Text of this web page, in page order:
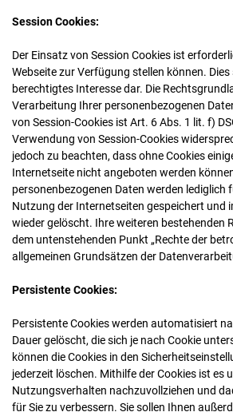
Session Cookies:
Der Einsatz von Session Cookies ist
Webseite zur Verfügung stellen können.
berechtigtes Interesse dar. Die
Verarbeitung Ihrer personenbezogenen
von Session-Cookies ist Art. 6 Abs. 1 lit. f)
Verwendung von Session-Cookies
jedoch zu beachten, dass ohne Cookies
Internetseite nicht angeboten werden
personenbezogenen Daten werden lediglich
Nutzung der Internetseiten gespeichert und
wieder gelöscht. Ihre weiteren bestehenden
dem untenstehenden Punkt „Rechte der
allgemeinen Grundsätzen der
Persistente Cookies:
Persistente Cookies werden automatisiert
Dauer gelöscht, die sich je nach Cookie
können die Cookies in den
jederzeit löschen. Mithilfe der Cookies ist es
Nutzungsverhalten nachzuvollziehen und
für Sie zu verbessern. Sie sollen Ihnen